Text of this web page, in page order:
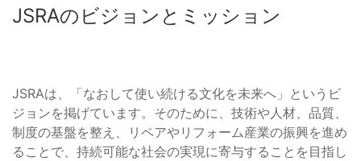
JSRAのビジョンとミッション
JSRAは、「なおして使い続ける文化を未来へ」というビ
ジョンを掲げています。そのために、技術や人材、品質、
制度の基盤を整え、リペアやリフォーム産業の振興を進め
ることで、持続可能な社会の実現に寄与することを目指し